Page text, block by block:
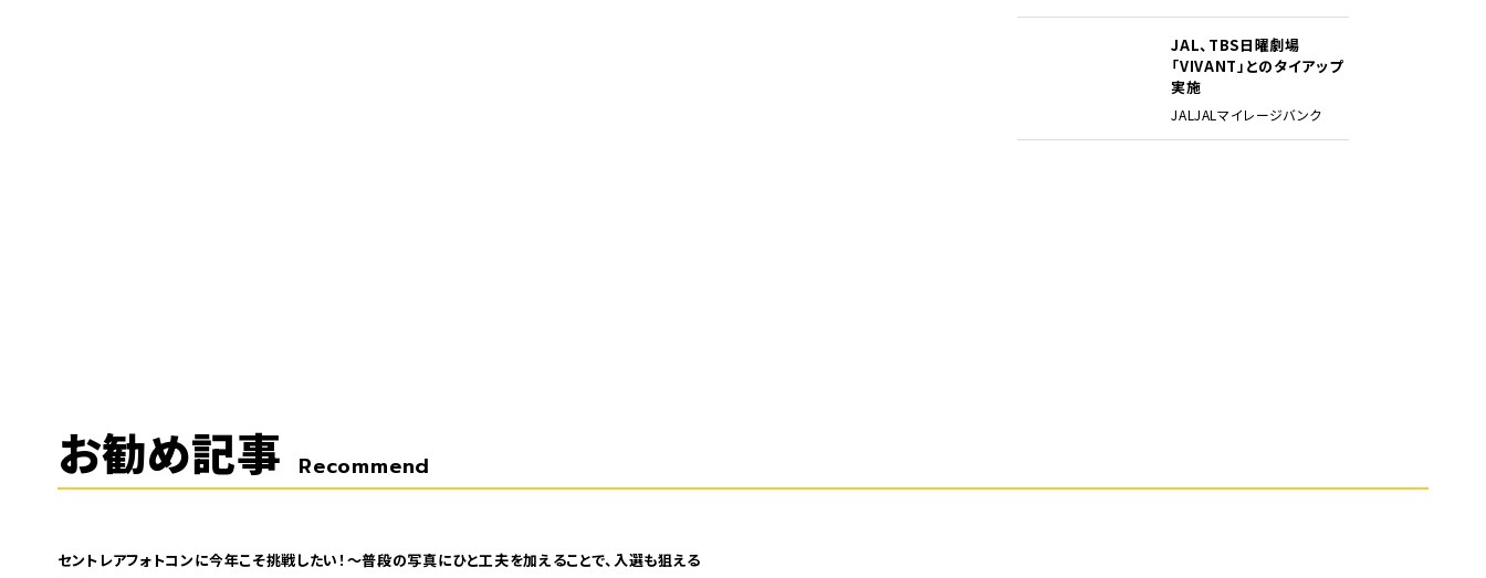
JAL、TBS日曜劇場
「VIVANT」とのタイアップ
実施
JALJALマイレージバンク
お勧め記事 Recommend
セントレアフォトコンに今年こそ挑戦したい！～普段の写真にひと工夫を加えることで、入選も狙える